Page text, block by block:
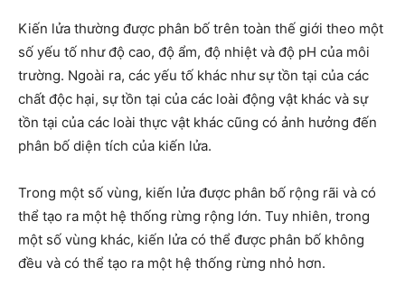
Kiến lửa thường được phân bố trên toàn thế giới theo một
số yếu tố như độ cao, độ ẩm, độ nhiệt và độ pH của môi
trường. Ngoài ra, các yếu tố khác như sự tồn tại của các
chất độc hại, sự tồn tại của các loài động vật khác và sự
tồn tại của các loài thực vật khác cũng có ảnh hưởng đến
phân bố diện tích của kiến lửa.
Trong một số vùng, kiến lửa được phân bố rộng rãi và có
thể tạo ra một hệ thống rừng rộng lớn. Tuy nhiên, trong
một số vùng khác, kiến lửa có thể được phân bố không
đều và có thể tạo ra một hệ thống rừng nhỏ hơn.